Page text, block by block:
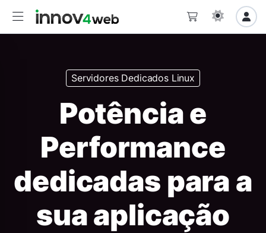
Servidores Dedicados Linux
Potência e
Performance
dedicadas para a
sua aplicação